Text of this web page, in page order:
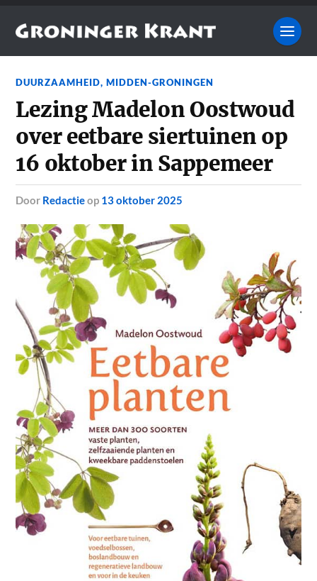
DUURZAAMHEID,MIDDEN-GRONINGEN
Lezing Madelon Oostwoud
over eetbare siertuinen op
16 oktober in Sappemeer
door Redactieop 13 oktober 2025